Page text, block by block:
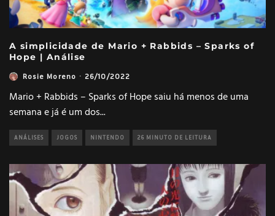
A simplicidade de Mario + Rabbids – Sparks of
Hope | Análise
Rosie Moreno · 26/10/2022
Mario + Rabbids – Sparks of Hope saiu há menos de uma
semana e já é um dos...
ANÁLISES JOGOS NINTENDO 26 MINUTO DE LEITURA